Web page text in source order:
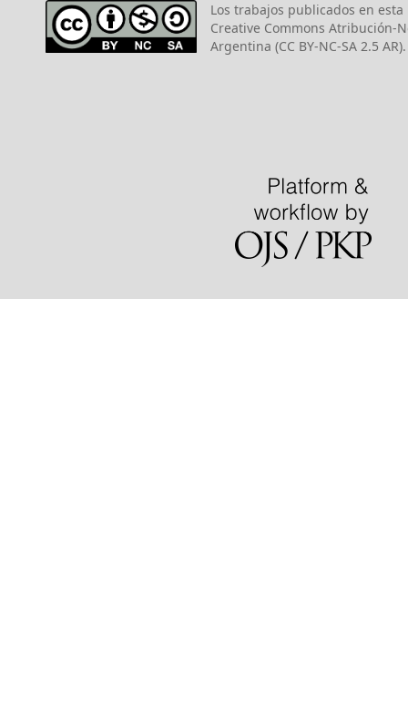
Los trabajos publicados en
Creative Commons Atribución-
Argentina (CC BY-NC-SA 2.5 AR).